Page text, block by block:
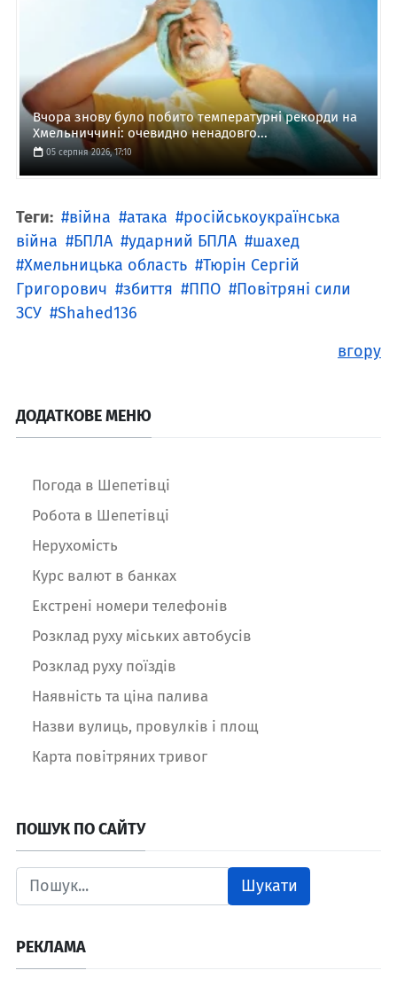
Вчора знову було побито температурні рекорди на
Хмельниччині: очевидно ненадовго...
05 серпня 2026, 17:10
Теги: війна атака
російськоукраїнська
війна
БПЛА ударний БПЛА
шахед
Хмельницька область
Тюрін Сергій
Григорович
збиття ППО
Повітряні сили
ЗСУ
Shahed136
вгору
ДОДАТКОВЕ МЕНЮ
Погода в Шепетівці
Робота в Шепетівці
Нерухомість
Курс валют в банках
Екстрені номери телефонів
Розклад руху міських автобусів
Розклад руху поїздів
Наявність та ціна палива
Назви вулиць, провулків і площ
Карта повітряних тривог
ПОШУК ПО САЙТУ
Шукати
РЕКЛАМА